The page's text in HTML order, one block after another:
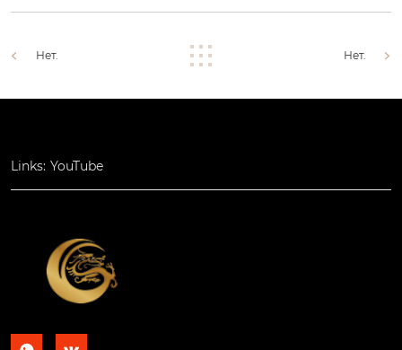
Нет. Нет.
Links: YouTube